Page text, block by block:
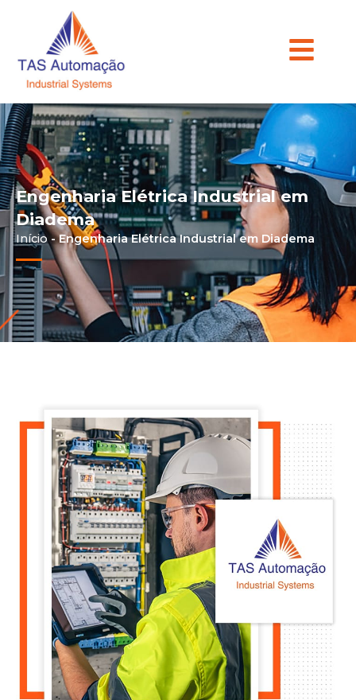
Engenharia Elétrica Industrial em
Diadema
Início -Engenharia Elétrica Industrial em Diadema